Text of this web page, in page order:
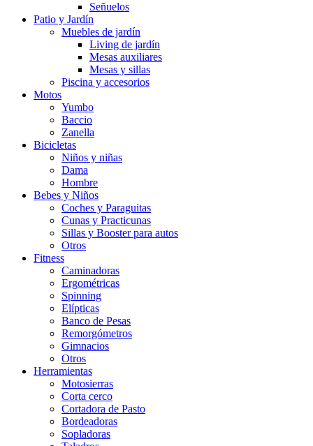
Señuelos
Patio y Jardín
Muebles de jardín
Living de jardín
Mesas auxiliares
Mesas y sillas
Piscina y accesorios
Motos
Yumbo
Baccio
Zanella
Bicicletas
Niños y niñas
Dama
Hombre
Bebes y Niños
Coches y Paraguitas
Cunas y Practicunas
Sillas y Booster para autos
Otros
Fitness
Caminadoras
Ergométricas
Spinning
Elípticas
Banco de Pesas
Remorgómetros
Gimnacios
Otros
Herramientas
Motosierras
Corta cerco
Cortadora de Pasto
Bordeadoras
Sopladoras